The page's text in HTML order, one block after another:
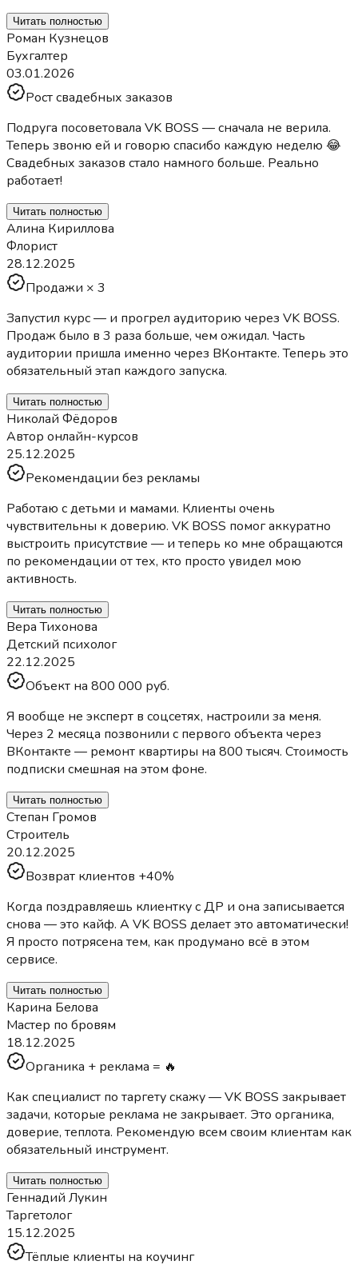
Читать полностью
Роман Кузнецов
Бухгалтер
03.01.2026
Рост свадебных заказов
Подруга посоветовала VK BOSS — сначала не верила.
Теперь звоню ей и говорю спасибо каждую неделю 😂
Свадебных заказов стало намного больше. Реально
работает!
Читать полностью
Алина Кириллова
Флорист
28.12.2025
Продажи × 3
Запустил курс — и прогрел аудиторию через VK BOSS.
Продаж было в 3 раза больше, чем ожидал. Часть
аудитории пришла именно через ВКонтакте. Теперь это
обязательный этап каждого запуска.
Читать полностью
Николай Фёдоров
Автор онлайн-курсов
25.12.2025
Рекомендации без рекламы
Работаю с детьми и мамами. Клиенты очень
чувствительны к доверию. VK BOSS помог аккуратно
выстроить присутствие — и теперь ко мне обращаются
по рекомендации от тех, кто просто увидел мою
активность.
Читать полностью
Вера Тихонова
Детский психолог
22.12.2025
Объект на 800 000 руб.
Я вообще не эксперт в соцсетях, настроили за меня.
Через 2 месяца позвонили с первого объекта через
ВКонтакте — ремонт квартиры на 800 тысяч. Стоимость
подписки смешная на этом фоне.
Читать полностью
Степан Громов
Строитель
20.12.2025
Возврат клиентов +40%
Когда поздравляешь клиентку с ДР и она записывается
снова — это кайф. А VK BOSS делает это автоматически!
Я просто потрясена тем, как продумано всё в этом
сервисе.
Читать полностью
Карина Белова
Мастер по бровям
18.12.2025
Органика + реклама = 🔥
Как специалист по таргету скажу — VK BOSS закрывает
задачи, которые реклама не закрывает. Это органика,
доверие, теплота. Рекомендую всем своим клиентам как
обязательный инструмент.
Читать полностью
Геннадий Лукин
Таргетолог
15.12.2025
Тёплые клиенты на коучинг